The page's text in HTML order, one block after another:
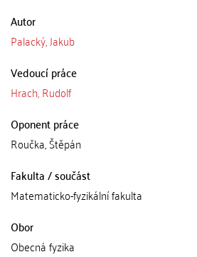
Autor
Palacký, Jakub
Vedoucí práce
Hrach, Rudolf
Oponent práce
Roučka, Štěpán
Fakulta / součást
Matematicko-fyzikální fakulta
Obor
Obecná fyzika